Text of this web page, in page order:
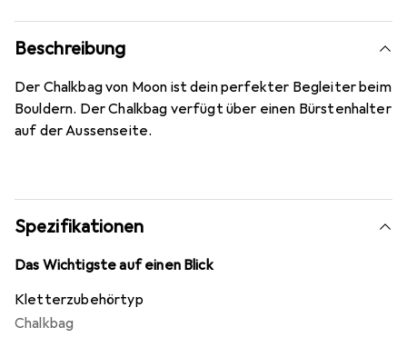
Beschreibung
Der Chalkbag von Moon ist dein perfekter Begleiter beim
Bouldern. Der Chalkbag verfügt über einen Bürstenhalter
auf der Aussenseite.
Spezifikationen
Das Wichtigste auf einen Blick
Kletterzubehörtyp
Chalkbag